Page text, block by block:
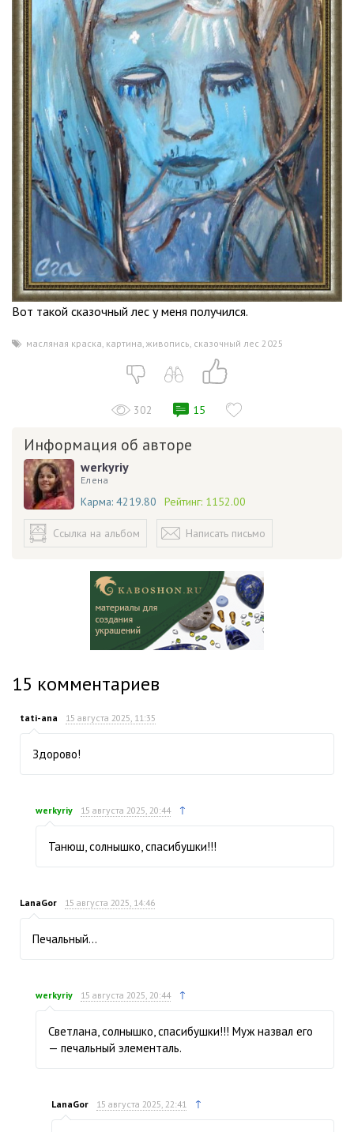
Вот такой сказочный лес у меня получился.
масляная краска, картина, живопись, сказочный лес 2025
302 15
Информация об авторе
werkyriy
Елена
Карма: 4219.80 Рейтинг: 1152.00
Ссылка на альбом Написать письмо
15 комментариев
tati-ana 15 августа 2025, 11:35
Здорово!
werkyriy 15 августа 2025, 20:44 ↑
Танюш, солнышко, спасибушки!!!
LanaGor 15 августа 2025, 14:46
Печальный…
werkyriy 15 августа 2025, 20:44 ↑
Светлана, солнышко, спасибушки!!! Муж назвал его
— печальный элементаль.
LanaGor 15 августа 2025, 22:41 ↑